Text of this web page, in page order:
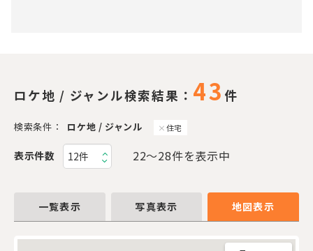
ロケ地 / ジャンル検索結果： 43 件
検索条件： ロケ地 / ジャンル 住宅
表示件数 22〜28件を表示中
一覧表示 写真表示 地図表示